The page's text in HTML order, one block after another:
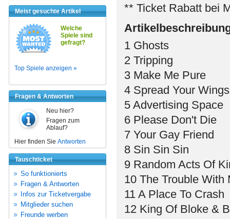
Meist gesuchte Artikel
Welche
Spiele sind
gefragt?
Top Spiele anzeigen »
Fragen & Antworten
Neu hier?
Fragen zum
Ablauf?
Hier finden Sie Antworten
Tauschticket
So funktionierts
Fragen & Antworten
Infos zur Ticketvergabe
Mitglieder suchen
Freunde werben
** Ticket Rabatt bei
1 Ghosts
2 Tripping
3 Make Me Pure
4 Spread Your Wings
5 Advertising Space
6 Please Don't Die
7 Your Gay Friend
8 Sin Sin Sin
9 Random Acts Of
10 The Trouble With
11 A Place To Crash
12 King Of Bloke &